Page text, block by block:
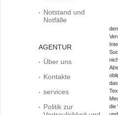
Notstand und
Notfälle
AGENTUR
Über uns
Kontakte
services
Politik zur
die